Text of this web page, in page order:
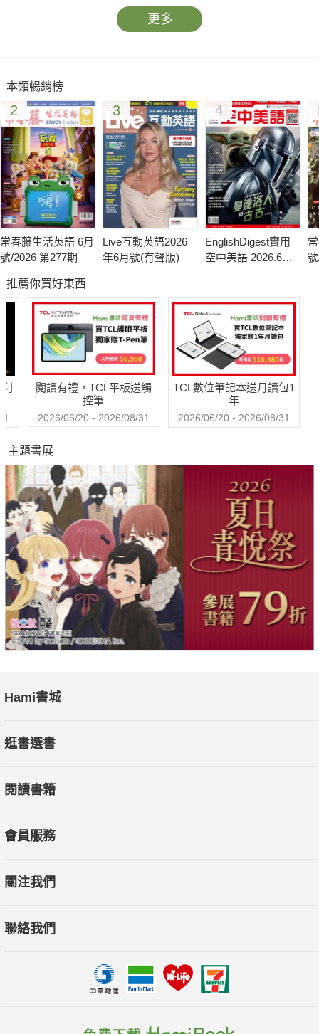
◎上班族看趨勢：微電影，瘋什麼？
◎行動付費開啟消費新紀元？
更多
本類暢銷榜
2
常春藤生活英語 6月
號/2026 第277期
3
Live互動英語2026
年6月號(有聲版)
4
EnglishDigest實用
空中美語 2026.6月
推薦你買好東西
閱讀有禮，TCL平板送觸
控筆
2026/06/20 - 2026/08/31
TCL數位筆記本送月讀包1
年
2026/06/20 - 2026/08/31
主題書展
Hami書城
逛書選書
閱讀書籍
會員服務
關注我們
聯絡我們